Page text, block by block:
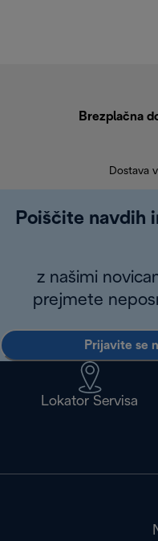
Brezplačna
Dostava
Poiščite navdih
z našimi
prejmete
Prijavite se
Lokator Servisa